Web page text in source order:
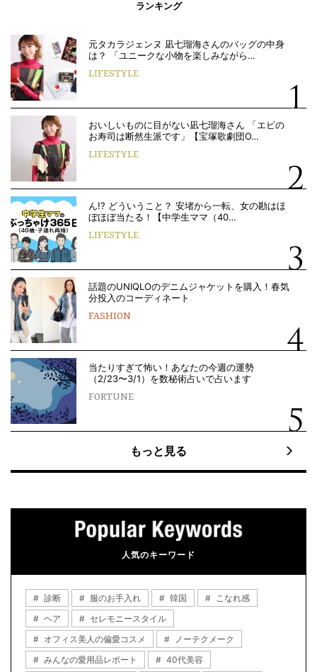
ランキング
元タカラジェンヌ 凪七瑠海さんのバッグの中身
は？ 「ユニークな小物を楽しみながら…
LIFESTYLE
おいしいものに目がない凪七瑠海さん 「エビの
お寿司は断然生派です」【宝塚歌劇団O…
LIFESTYLE
ん!? どういうこと？ 安堵から一転、女の勘はほ
ぼほぼ当たる！【中学生ママ（40…
LIFESTYLE
話題のUNIQLOのデニムジャケットを購入！春気
分投入のコーディネート
FASHION
当たりすぎて怖い！あなたの今週の運勢
（2/23〜3/1）を数秘術占いで占います
FORTUNE
もっと見る
人気のキーワード
診断 服のお手入れ 韓国
こなれ感
ヘア
セレモニースタイル
オフィス美人の偏愛コスメ
ノーテクメーク
みんなの愛用品レポート
40代美容